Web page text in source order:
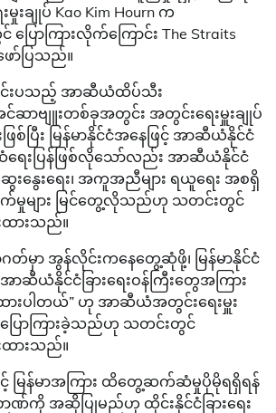
ချုပ် Kao Kim Hourn က
ြောကြားလိုက်ကြောင်း The Straits
ာ်ပြသည်။
င်းပသည့် အာဆီယံထိပ်သီး
ာဗျူးတစ်ခုအတွင်း အတွင်းရေးမှူးချုပ်
ဖြစ်ပြီး မြန်မာနိုင်ငံအနေဖြင့် အာဆီယံနိုင်ငံ
ရေးပြန်ဖြစ်လိုသော်လည်း အာဆီယံနိုင်ငံ
ေးရေး၊ အကူအညီများ ရယူရေး အစရှိ
များ မြင်တွေ့လိုသည်ဟု သတင်းတွင်
ားသည်။
တ်မှာ အွန်လိုင်းကနေတွေ့ဆုံဖို့၊ မြန်မာနိုင်ငံ
ယံနိုင်ငံခြားရေးဝန်ကြီးတွေအကြား
းပါတယ်” ဟု အာဆီယံအတွင်းရေးမှူး
ောကြားခဲ့သည်ဟု သတင်းတွင်
ားသည်။
င့် မြန်မာအကြား ထိတွေ့ဆက်ဆံမှုပိုမိုရရှိရန်
ဏ်ကို အဆိုပြုမည်ဟု ထိုင်းနိုင်ငံခြားရေး